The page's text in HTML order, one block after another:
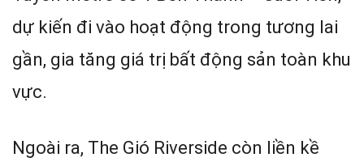
dự kiến đi vào hoạt động trong tương lai
gần, gia tăng giá trị bất động sản toàn khu
vực.
Ngoài ra, The Gió Riverside còn liền kề